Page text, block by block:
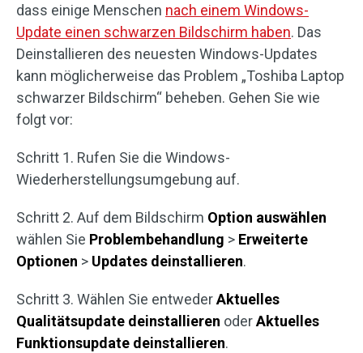
dass einige Menschen nach einem Windows-
Update einen schwarzen Bildschirm haben. Das
Deinstallieren des neuesten Windows-Updates
kann möglicherweise das Problem „Toshiba Laptop
schwarzer Bildschirm“ beheben. Gehen Sie wie
folgt vor:
Schritt 1. Rufen Sie die Windows-
Wiederherstellungsumgebung auf.
Schritt 2. Auf dem Bildschirm Option auswählen
wählen Sie Problembehandlung > Erweiterte
Optionen > Updates deinstallieren.
Schritt 3. Wählen Sie entwederAktuelles
Qualitätsupdate deinstallieren oderAktuelles
Funktionsupdate deinstallieren.